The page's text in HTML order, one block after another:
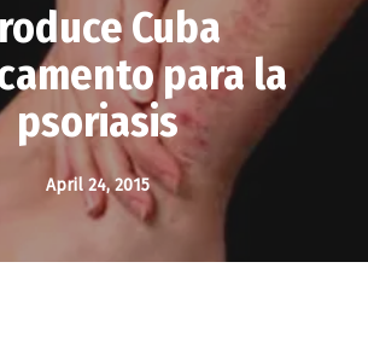
Cuba
para la
psoriasis
April 24, 2015